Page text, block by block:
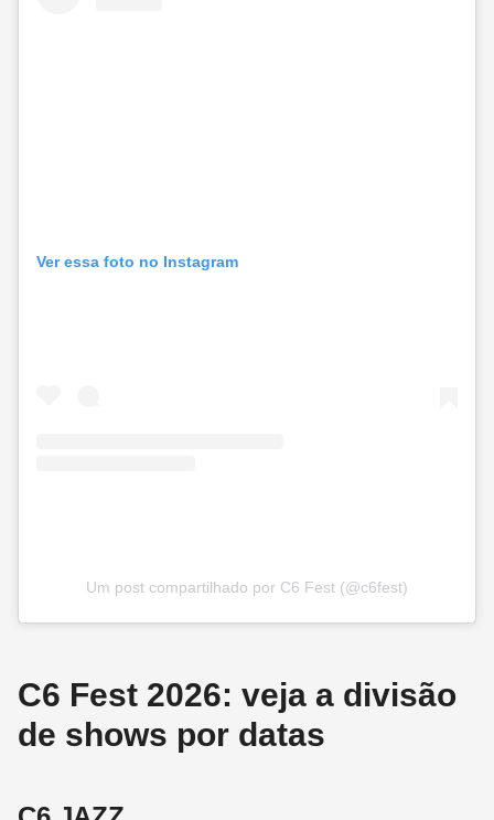
Ver essa foto no Instagram
Um post compartilhado por C6 Fest (@c6fest)
C6 Fest 2026: veja a divisão
de shows por datas